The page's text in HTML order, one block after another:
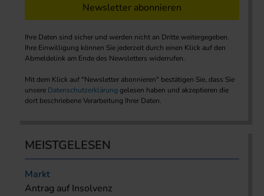
Newsletter abonnieren
Ihre Daten sind sicher und werden nicht an Dritte weitergegeben.
Ihre Einwilligung können Sie jederzeit durch einen Klick auf den
Abmeldelink am Ende des Newsletters widerrufen.
Mit dem Klick auf "Newsletter abonnieren" bestätigen Sie, dass Sie
unsere Datenschutzerklärung gelesen haben und akzeptieren die
dort beschriebene Verarbeitung Ihrer Daten.
MEISTGELESEN
Markt
Antrag auf Insolvenz